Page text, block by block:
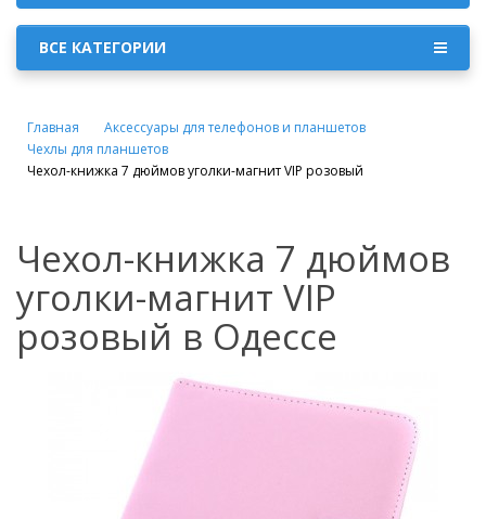
ВСЕ КАТЕГОРИИ
Главная
Аксессуары для телефонов и планшетов
Чехлы для планшетов
Чехол-книжка 7 дюймов уголки-магнит VIP розовый
Чехол-книжка 7 дюймов
уголки-магнит VIP
розовый в Одессе